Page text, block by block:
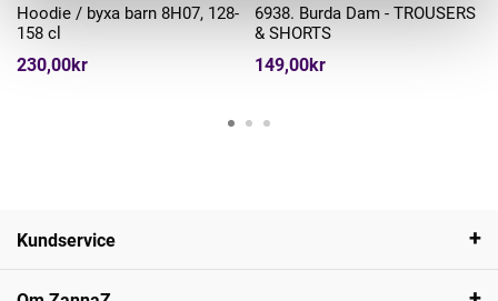
Hoodie / byxa barn 8H07, 128-
158 cl
230,00kr
6938. Burda Dam - TROUSERS
& SHORTS
149,00kr
Kundservice